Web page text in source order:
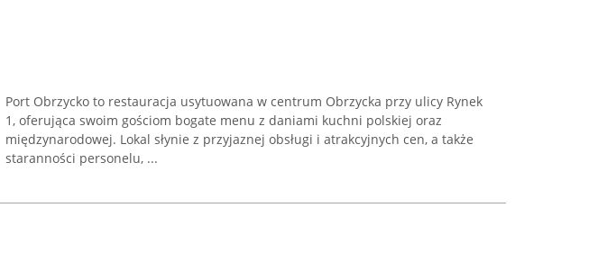
Port Obrzycko to restauracja usytuowana w centrum Obrzycka przy ulicy Rynek
1, oferująca swoim gościom bogate menu z daniami kuchni polskiej oraz
międzynarodowej. Lokal słynie z przyjaznej obsługi i atrakcyjnych cen, a także
staranności personelu, ...